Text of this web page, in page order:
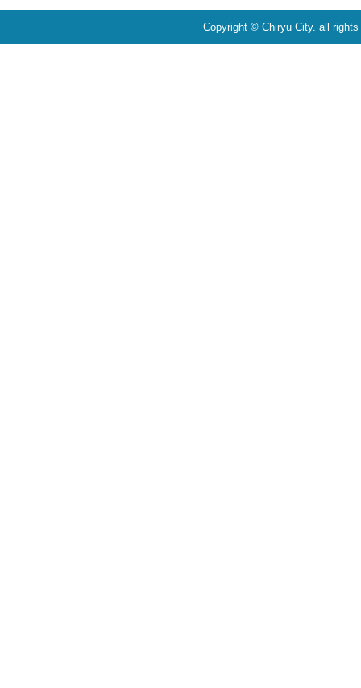
Copyright © Chiryu City. all rights